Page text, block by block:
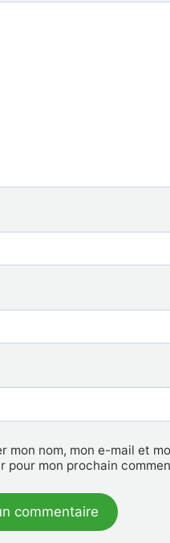
mon nom, mon e-mail et
pour mon prochain